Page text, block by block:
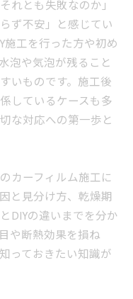
れとも失敗なのか」
ず不安」と感じてい
工を行った方や初め
泡や気泡が残ること
いものです。施工後
しているケースも多
な対応への第一歩と
カーフィルム施工に
と見分け方、乾燥期
DIYの違いまでを分か
や断熱効果を損ね
っておきたい知識が